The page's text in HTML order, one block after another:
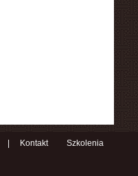
Kontakt Szkolenia